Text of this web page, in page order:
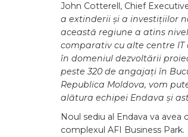
John Cotterell, Chief
a extinderii și a investițiilor
această regiune a atins
comparativ cu alte centre
în domeniul dezvoltării
peste 320 de angajați în
Republica Moldova, vom
alătura echipei Endava și
Noul sediu al Endava va
complexul AFI Business